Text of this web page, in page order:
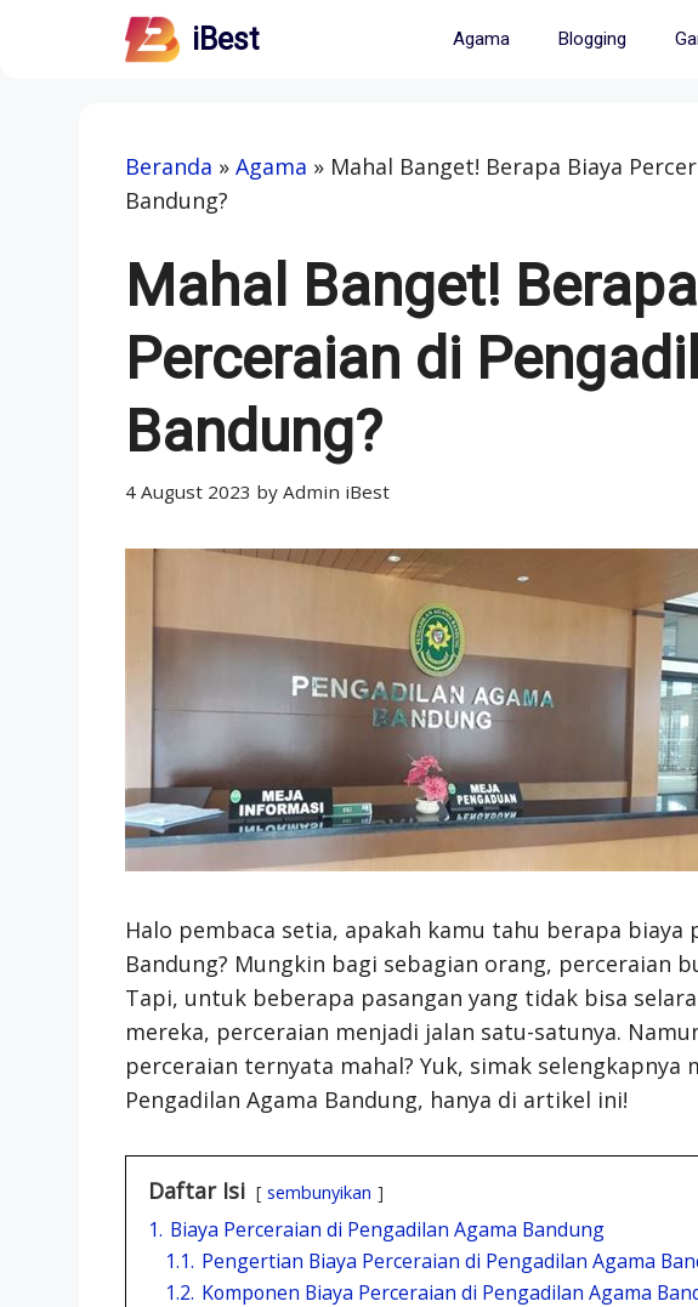
iBest Agama Blogging
Beranda » Agama » Mahal Banget! Berapa Biaya
Bandung?
Mahal Banget!
Perceraian di
Bandung?
4 August 2023 by Admin iBest
Halo pembaca setia, apakah kamu tahu berapa biaya
Bandung? Mungkin bagi sebagian orang, perceraian
Tapi, untuk beberapa pasangan yang tidak bisa
mereka, perceraian menjadi jalan satu-satunya.
perceraian ternyata mahal? Yuk, simak selengkapnya
Pengadilan Agama Bandung, hanya di artikel ini!
Daftar Isi sembunyikan
1. Biaya Perceraian di Pengadilan Agama Bandung
1.1. Pengertian Biaya Perceraian di Pengadilan Agama
1.2. Komponen Biaya Perceraian di Pengadilan Agama